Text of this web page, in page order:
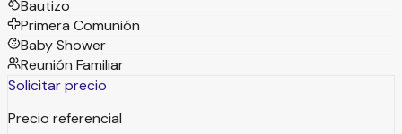
Bautizo
Primera Comunión
Baby Shower
Reunión Familiar
Solicitar precio
Precio referencial